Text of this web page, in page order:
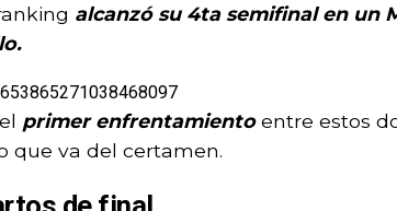
alcanzó su 4ta semifinal en un
primer enfrentamientoentre estos
que va del certamen.